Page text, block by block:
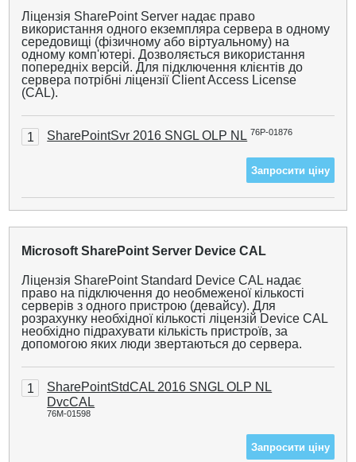
Ліцензія SharePoint Server надає право
використання одного екземпляра сервера в одному
середовищі (фізичному або віртуальному) на
одному комп'ютері. Дозволяється використання
попередніх версій. Для підключення клієнтів до
сервера потрібні ліцензії Client Access License
(CAL).
1 SharePointSvr 2016 SNGL OLP NL 76P-01876
Запросити ціну
Microsoft SharePoint Server Device CAL
Ліцензія SharePoint Standard Device CAL надає
право на підключення до необмеженої кількості
серверів з одного пристрою (девайсу). Для
розрахунку необхідної кількості ліцензій Device CAL
необхідно підрахувати кількість пристроїв, за
допомогою яких люди звертаються до сервера.
1
SharePointStdCAL 2016 SNGL OLP NL
DvcCAL
76M-01598
Запросити ціну